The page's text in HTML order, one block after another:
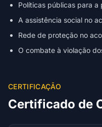
Políticas públicas para a
A assistência social no
Rede de proteção no
O combate à violação
CERTIFICAÇÃO
Certificado de